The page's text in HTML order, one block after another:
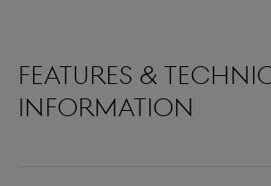
FEATURES &
INFORMATION